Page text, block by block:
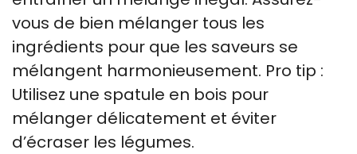
vous de bien mélanger tous les
ingrédients pour que les saveurs se
mélangent harmonieusement. Pro tip :
Utilisez une spatule en bois pour
mélanger délicatement et éviter
d’écraser les légumes.